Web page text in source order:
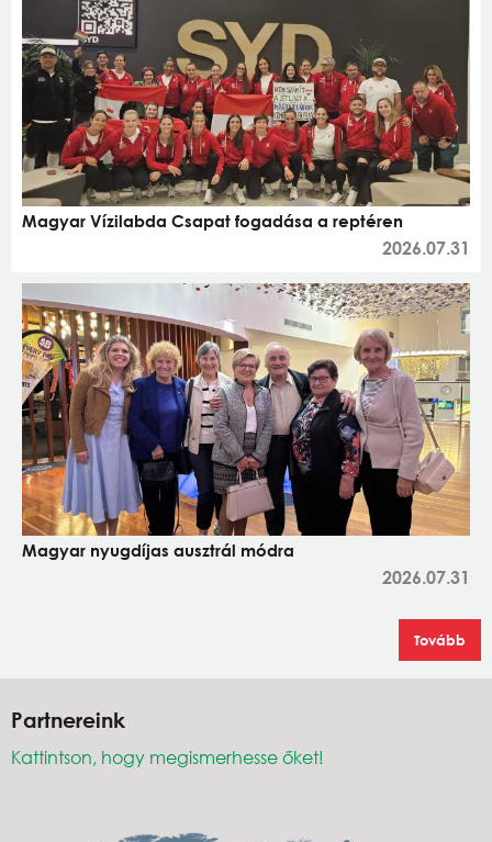
Magyar Vízilabda Csapat fogadása a reptéren
2026.07.31
Magyar nyugdíjas ausztrál módra
2026.07.31
Tovább
Partnereink
Kattintson, hogy megismerhesse őket!